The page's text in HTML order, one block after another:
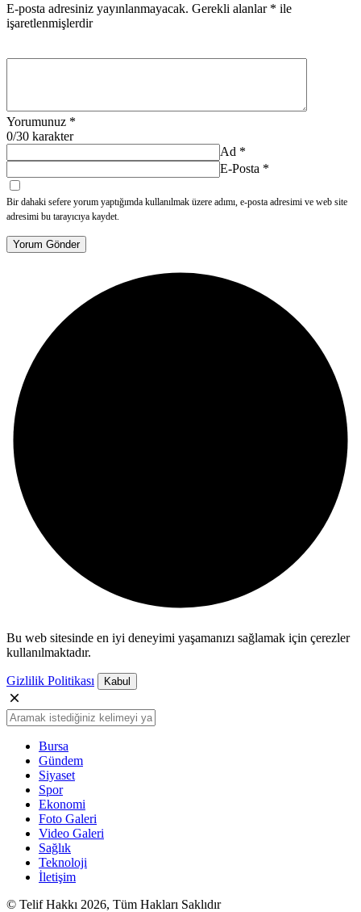
E-posta adresiniz yayınlanmayacak. Gerekli alanlar * ile
işaretlenmişlerdir
Yorumunuz *
0/30 karakter
Ad *
E-Posta *
Bir dahaki sefere yorum yaptığımda kullanılmak üzere adımı, e-posta adresimi ve web site
adresimi bu tarayıcıya kaydet.
Yorum Gönder
Bu web sitesinde en iyi deneyimi yaşamanızı sağlamak için çerezler
kullanılmaktadır.
Gizlilik Politikası Kabul
Bursa
Gündem
Siyaset
Spor
Ekonomi
Foto Galeri
Video Galeri
Sağlık
Teknoloji
İletişim
© Telif Hakkı 2026, Tüm Hakları Saklıdır